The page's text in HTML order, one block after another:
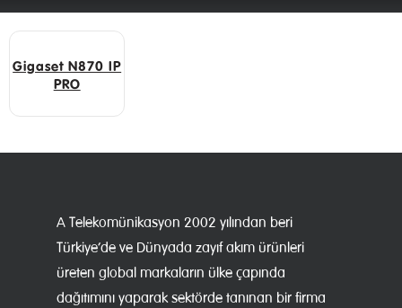
Gigaset N870 IP
PRO
A Telekomünikasyon 2002 yılından beri
Türkiye’de ve Dünyada zayıf akım ürünleri
üreten global markaların ülke çapında
dağıtımını yaparak sektörde tanınan bir firma